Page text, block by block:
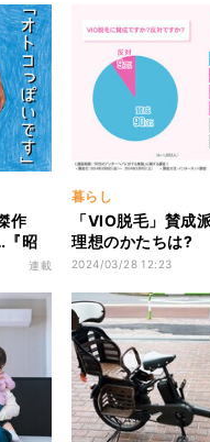
作
『昭
ジェ連載
暮らし
「VIO脱毛」賛成
理想のかたちは?
2024/03/28 12:23